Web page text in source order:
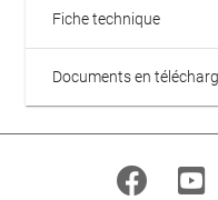
Fiche technique
Documents en